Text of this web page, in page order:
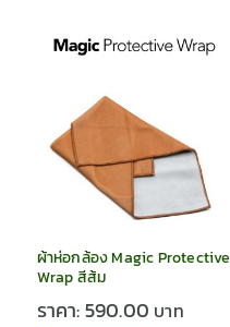
ผ้าห่อกล้อง Magic Protective
Wrap สีส้ม
ราคา:590.00